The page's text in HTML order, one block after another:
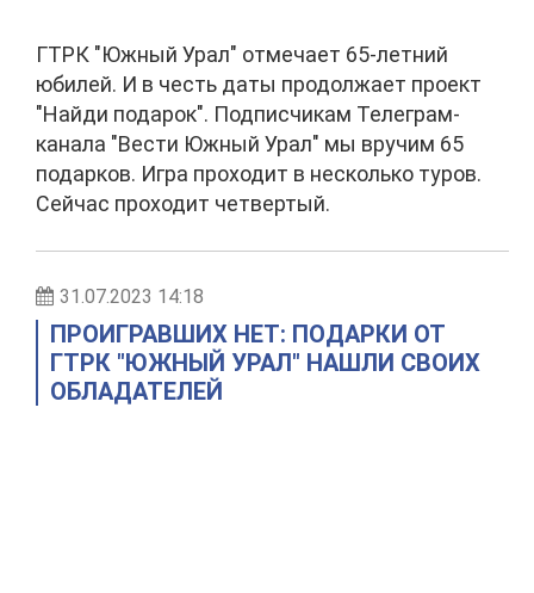
ГТРК "Южный Урал" отмечает 65-летний
юбилей. И в честь даты продолжает проект
"Найди подарок". Подписчикам Телеграм-
канала "Вести Южный Урал" мы вручим 65
подарков. Игра проходит в несколько туров.
Сейчас проходит четвертый.
31.07.2023 14:18
ПРОИГРАВШИХ НЕТ: ПОДАРКИ ОТ
ГТРК "ЮЖНЫЙ УРАЛ" НАШЛИ СВОИХ
ОБЛАДАТЕЛЕЙ